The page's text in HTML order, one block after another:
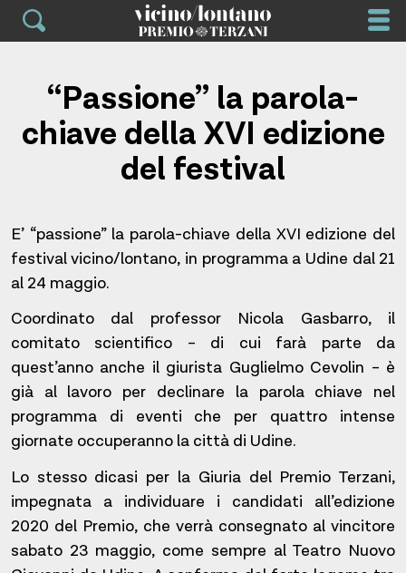
Skip
“Passione” la parola-
chiave della XVI edizione
del festival
E’ “passione” la parola-chiave della XVI edizione del
festival vicino/lontano, in programma a Udine dal 21
al 24 maggio.
Coordinato dal professor Nicola Gasbarro, il
comitato scientifico – di cui farà parte da
quest’anno anche il giurista Guglielmo Cevolin – è
già al lavoro per declinare la parola chiave nel
programma di eventi che per quattro intense
giornate occuperanno la città di Udine.
Lo stesso dicasi per la Giuria del Premio Terzani,
impegnata a individuare i candidati all’edizione
2020 del Premio, che verrà consegnato al vincitore
sabato 23 maggio, come sempre al Teatro Nuovo